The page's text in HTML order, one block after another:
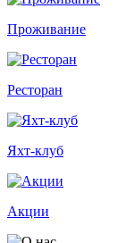
Проживание
Ресторан
Яхт-клуб
Акции